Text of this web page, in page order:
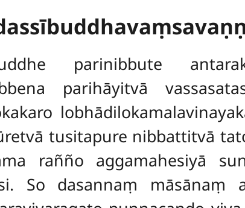
parinibbute
parihāyitvā
tusitapure nibbattitvā
rañño aggamahesiyā
So dasannaṃ māsānaṃ